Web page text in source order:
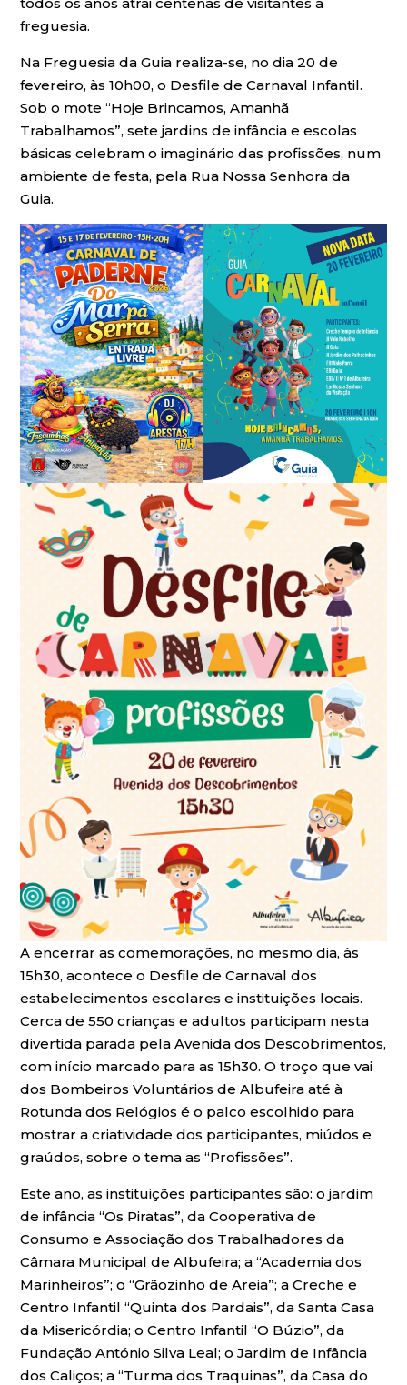
freguesia.
Na Freguesia da Guia realiza-se, no dia 20 de
fevereiro, às 10h00, o Desfile de Carnaval Infantil.
Sob o mote “Hoje Brincamos, Amanhã
Trabalhamos”, sete jardins de infância e escolas
básicas celebram o imaginário das profissões, num
ambiente de festa, pela Rua Nossa Senhora da
Guia.
A encerrar as comemorações, no mesmo dia, às
15h30, acontece o Desfile de Carnaval dos
estabelecimentos escolares e instituições locais.
Cerca de 550 crianças e adultos participam nesta
divertida parada pela Avenida dos Descobrimentos,
com início marcado para as 15h30. O troço que vai
dos Bombeiros Voluntários de Albufeira até à
Rotunda dos Relógios é o palco escolhido para
mostrar a criatividade dos participantes, miúdos e
graúdos, sobre o tema as “Profissões”.
Este ano, as instituições participantes são: o jardim
de infância “Os Piratas”, da Cooperativa de
Consumo e Associação dos Trabalhadores da
Câmara Municipal de Albufeira; a “Academia dos
Marinheiros”; o “Grãozinho de Areia”; a Creche e
Centro Infantil “Quinta dos Pardais”, da Santa Casa
da Misericórdia; o Centro Infantil “O Búzio”, da
Fundação António Silva Leal; o Jardim de Infância
dos Caliços; a “Turma dos Traquinas”, da Casa do